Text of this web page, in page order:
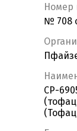
Номер
№ 708
CP-